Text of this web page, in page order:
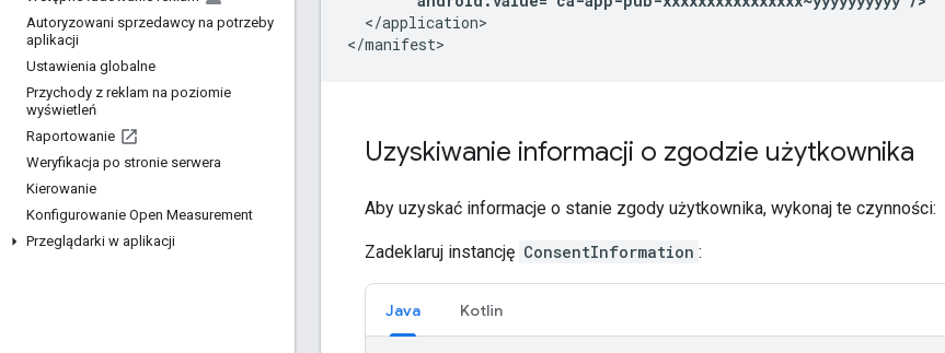
Autoryzowani sprzedawcy na potrzeby
aplikacji
Ustawienia globalne
Przychody z reklam na poziomie
wyświetleń
Raportowanie
Weryfikacja po stronie serwera
Kierowanie
Konfigurowanie Open Measurement
Przeglądarki w aplikacji
</application>
Uzyskiwanie informacji o zgodzie użytkownika
Aby uzyskać informacje o stanie zgody użytkownika, wykonaj te czynności:
Zadeklaruj instancję ConsentInformation :
Java Kotlin